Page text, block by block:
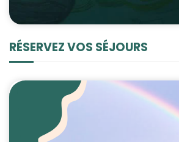
RÉSERVEZ VOS SÉJOURS